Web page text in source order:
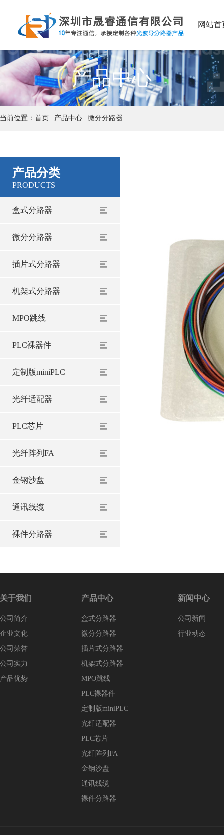
网站首
产品中心
当前位置： 首页 产品中心 微分分路器
产品分类
PRODUCTS
盒式分路器
微分分路器
插片式分路器
机架式分路器
MPO跳线
PLC裸器件
定制版miniPLC
光纤适配器
PLC芯片
光纤阵列FA
金钢沙盘
通讯线缆
裸件分路器
关于我们
公司简介
企业文化
公司荣誉
公司实力
产品优势
产品中心
盒式分路器
微分分路器
插片式分路器
机架式分路器
MPO跳线
PLC裸器件
定制版miniPLC
光纤适配器
PLC芯片
光纤阵列FA
金钢沙盘
通讯线缆
裸件分路器
新闻中心
公司新闻
行业动态